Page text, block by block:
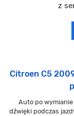
z
Citroen C5
Auto po
dźwięki podczas